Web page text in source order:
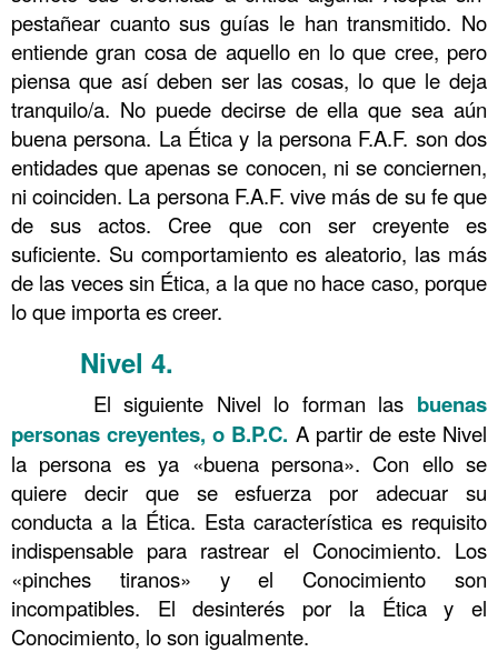
pestañear cuanto sus guías le han transmitido. No
entiende gran cosa de aquello en lo que cree, pero
piensa que así deben ser las cosas, lo que le deja
tranquilo/a. No puede decirse de ella que sea aún
buena persona. La Ética y la persona F.A.F. son dos
entidades que apenas se conocen, ni se conciernen,
ni coinciden. La persona F.A.F. vive más de su fe que
de sus actos. Cree que con ser creyente es
suficiente. Su comportamiento es aleatorio, las más
de las veces sin Ética, a la que no hace caso, porque
lo que importa es creer.
Nivel 4.
El siguiente Nivel lo forman las buenas
personas creyentes, o B.P.C. A partir de este Nivel
la persona es ya «buena persona». Con ello se
quiere decir que se esfuerza por adecuar su
conducta a la Ética. Esta característica es requisito
indispensable para rastrear el Conocimiento. Los
«pinches tiranos» y el Conocimiento son
incompatibles. El desinterés por la Ética y el
Conocimiento, lo son igualmente.